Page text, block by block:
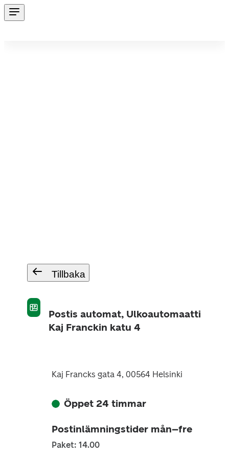
Tillbaka
Postis automat, Ulkoautomaatti
Kaj Franckin katu 4
Kaj Francks gata 4, 00564 Helsinki
Öppet 24 timmar
Postinlämningstider mån–fre
Paket: 14.00